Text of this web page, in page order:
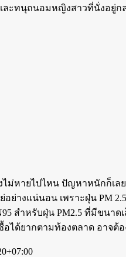
ทนุถนอมหญิงสาวที่นั่งอยู่ก
ม่หายไปไหน ปัญหาหนักก็เ
างแน่นอน เพราะฝุ่น PM
สำหรับฝุ่น PM2.5 ที่มีขนา
ด้ยากตามท้องตลาด อาจต้อ